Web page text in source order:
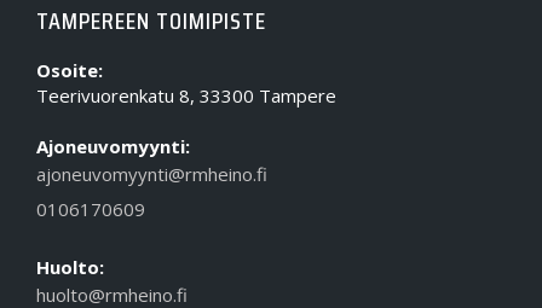
TAMPEREEN TOIMIPISTE
Osoite:
Teerivuorenkatu 8, 33300 Tampere
Ajoneuvomyynti:
ajoneuvomyynti@rmheino.fi
0106170609
Huolto:
huolto@rmheino.fi